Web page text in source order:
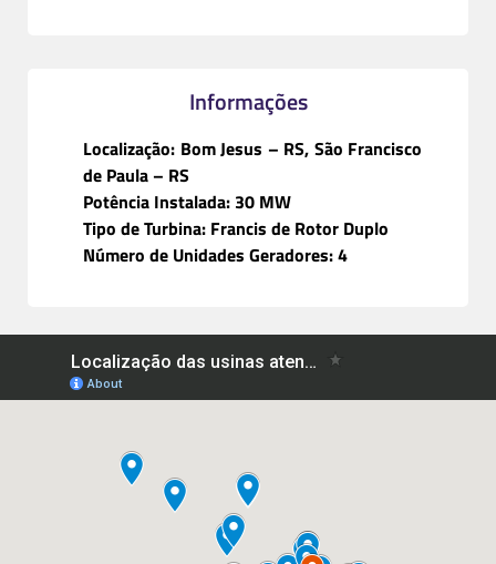
Informações
Localização: Bom Jesus – RS, São Francisco
de Paula – RS
Potência Instalada: 30 MW
Tipo de Turbina: Francis de Rotor Duplo
Número de Unidades Geradores: 4